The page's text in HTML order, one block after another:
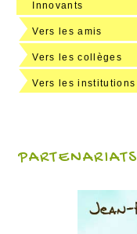
Innovants
Vers les amis
Vers les collèges
Vers les institutions
PARTENARIATS